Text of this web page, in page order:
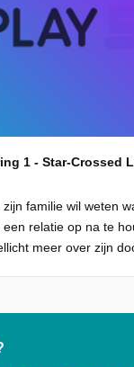
familie wil weten
relatie op na te
meer over zijn